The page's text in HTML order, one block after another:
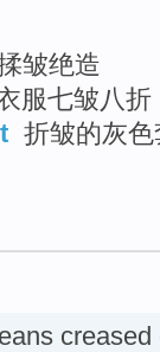
皱绝造
服七皱八
折皱的灰